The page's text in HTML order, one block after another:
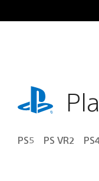
para
playstation.com
PS5 PS VR2